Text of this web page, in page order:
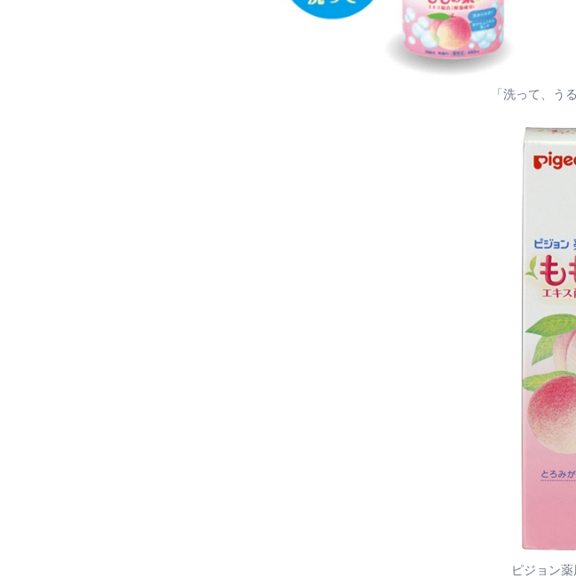
「洗って、う
ピジョン